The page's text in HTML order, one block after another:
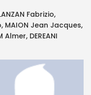
Fabrizio,
MAION Jean Jacques,
Almer, DEREANI